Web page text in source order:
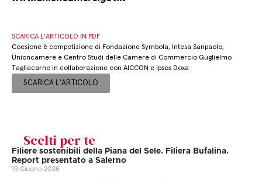
SCARICA L’ARTICOLO IN PDF
Coesione è competizione di Fondazione Symbola, Intesa Sanpaolo,
Unioncamere e Centro Studi delle Camere di Commercio Guglielmo
Tagliacarne in collaborazione con AICCON e Ipsos Doxa
SCARICA L'ARTICOLO
Scelti per te
Filiere sostenibili della Piana del Sele. Filiera Bufalina.
Report presentato a Salerno
19 Giugno 2026